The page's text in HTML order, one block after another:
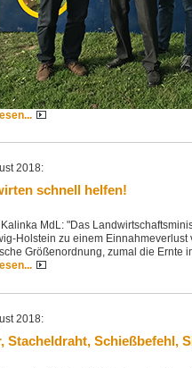
2018:
schnell helfen!
MdL: "Das
Holstein zu einem
Größenordnung, zumal die Ernte
2018:
Stacheldraht, Schießbefehl,